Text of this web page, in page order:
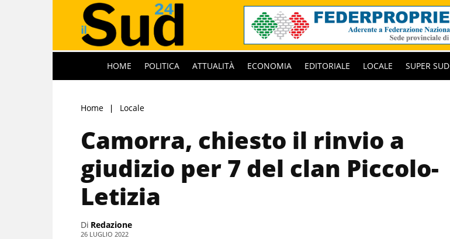
HOME POLITICA ATTUALITÀ ECONOMIA EDITORIALE LOCALE SUPER SUD
Home Locale
Camorra, chiesto il rinvio a
giudizio per 7 del clan Piccolo-
Letizia
Di Redazione
26 LUGLIO 2022